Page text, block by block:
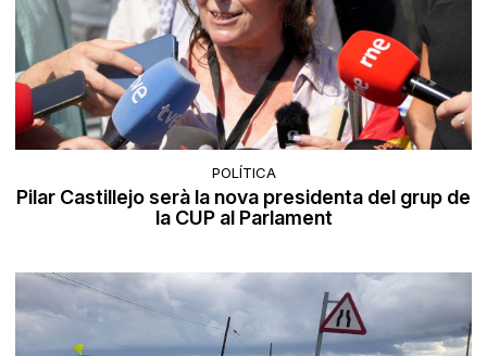
POLÍTICA
Pilar Castillejo serà la nova presidenta del grup de
la CUP al Parlament